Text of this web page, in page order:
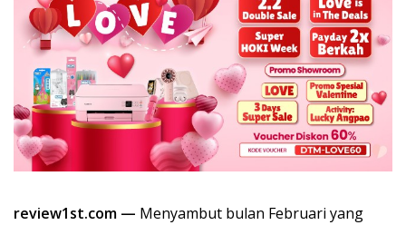
review1st.com — Menyambut bulan Februari yang